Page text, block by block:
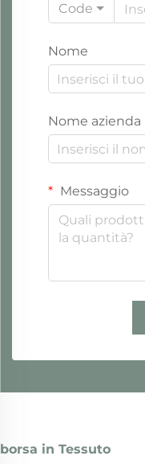
Code
Nome
Nome azienda
Messaggio
borsa in Tessuto